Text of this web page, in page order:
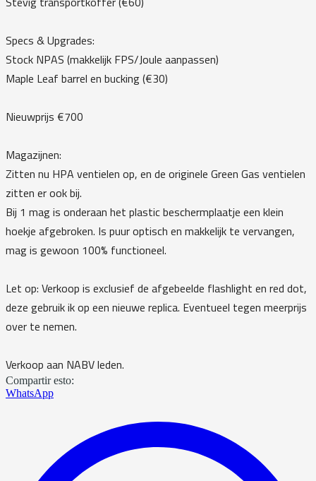
Specs & Upgrades:
Stock NPAS (makkelijk FPS/Joule aanpassen)
Maple Leaf barrel en bucking (€30)
Nieuwprijs €700
Magazijnen:
Zitten nu HPA ventielen op, en de originele Green Gas ventielen
zitten er ook bij.
Bij 1 mag is onderaan het plastic beschermplaatje een klein
hoekje afgebroken. Is puur optisch en makkelijk te vervangen,
mag is gewoon 100% functioneel.
Let op: Verkoop is exclusief de afgebeelde flashlight en red dot,
deze gebruik ik op een nieuwe replica. Eventueel tegen meerprijs
over te nemen.
Verkoop aan NABV leden.
Compartir esto:
WhatsApp